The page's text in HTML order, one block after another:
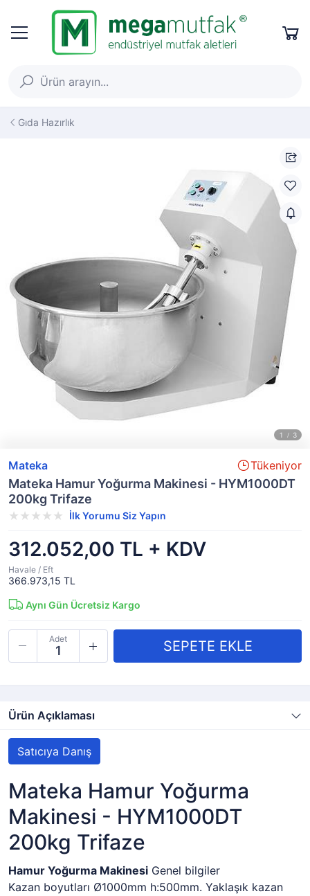
Gıda Hazırlık
Mateka Tükeniyor
Mateka Hamur Yoğurma Makinesi - HYM1000DT
200kg Trifaze
İlk Yorumu Siz Yapın
312.052,00 TL + KDV
Havale / Eft
366.973,15 TL
Aynı Gün Ücretsiz Kargo
Adet
Ürün Açıklaması
Satıcıya Danış
Mateka Hamur Yoğurma
Makinesi - HYM1000DT
200kg Trifaze
Hamur Yoğurma Makinesi Genel bilgiler
Kazan boyutları Ø1000mm h:500mm. Yaklaşık kazan